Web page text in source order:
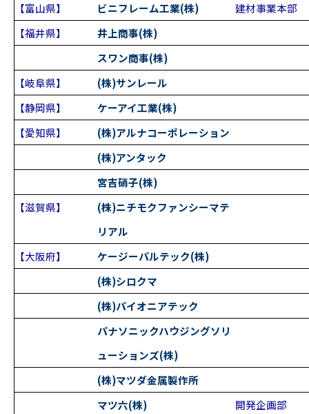
【富山県】
ビニフレーム工業(株)
建材事業本部
【福井県】
井上商事(株)
スワン商事(株)
【岐阜県】
(株)サンレール
【静岡県】
ケーアイ工業(株)
【愛知県】
(株)アルナコーポレーション
(株)アンタック
宮吉硝子(株)
【滋賀県】
(株)ニチモクファンシーマテ
リアル
【大阪府】
ケージーパルテック(株)
(株)シロクマ
(株)パイオニアテック
パナソニックハウジングソリ
ューションズ(株)
(株)マツダ金属製作所
マツ六(株)
開発企画部